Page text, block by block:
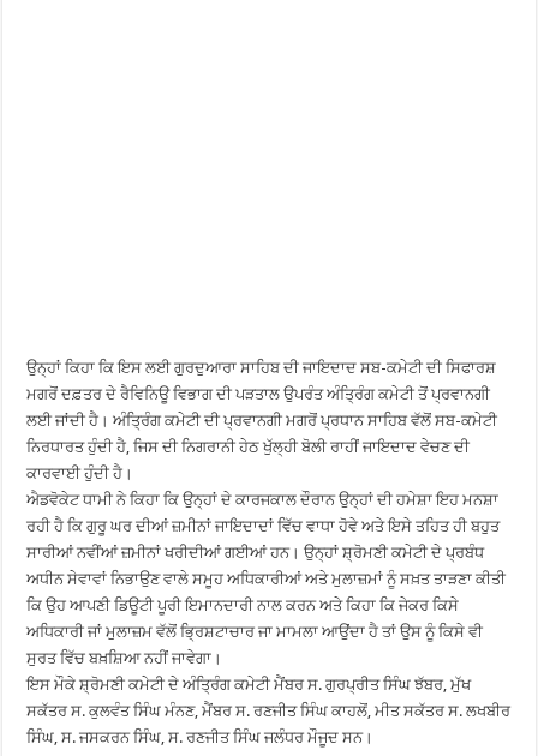
ਉਨ੍ਹਾਂ ਕਿਹਾ ਕਿ ਇਸ ਲਈ ਗੁਰਦੁਆਰਾ ਸਾਹਿਬ ਦੀ ਜਾਇਦਾਦ ਸਬ-ਕਮੇਟੀ ਦੀ ਸਿਫਾਰਸ਼
ਮਗਰੋਂ ਦਫ਼ਤਰ ਦੇ ਰੈਵਿਨਿਊ ਵਿਭਾਗ ਦੀ ਪੜਤਾਲ ਉਪਰੰਤ ਅੰਤ੍ਰਿੰਗ ਕਮੇਟੀ ਤੋਂ ਪ੍ਰਵਾਨਗੀ
ਲਈ ਜਾਂਦੀ ਹੈ। ਅੰਤ੍ਰਿੰਗ ਕਮੇਟੀ ਦੀ ਪ੍ਰਵਾਨਗੀ ਮਗਰੋਂ ਪ੍ਰਧਾਨ ਸਾਹਿਬ ਵੱਲੋਂ ਸਬ-ਕਮੇਟੀ
ਨਿਰਧਾਰਤ ਹੁੰਦੀ ਹੈ, ਜਿਸ ਦੀ ਨਿਗਰਾਨੀ ਹੇਠ ਖੁੱਲ੍ਹੀ ਬੋਲੀ ਰਾਹੀਂ ਜਾਇਦਾਦ ਵੇਚਣ ਦੀ
ਕਾਰਵਾਈ ਹੁੰਦੀ ਹੈ।
ਐਡਵੋਕੇਟ ਧਾਮੀ ਨੇ ਕਿਹਾ ਕਿ ਉਨ੍ਹਾਂ ਦੇ ਕਾਰਜਕਾਲ ਦੌਰਾਨ ਉਨ੍ਹਾਂ ਦੀ ਹਮੇਸ਼ਾ ਇਹ ਮਨਸ਼ਾ
ਰਹੀ ਹੈ ਕਿ ਗੁਰੂ ਘਰ ਦੀਆਂ ਜ਼ਮੀਨਾਂ ਜਾਇਦਾਦਾਂ ਵਿੱਚ ਵਾਧਾ ਹੋਵੇ ਅਤੇ ਇਸੇ ਤਹਿਤ ਹੀ ਬਹੁਤ
ਸਾਰੀਆਂ ਨਵੀਂਆਂ ਜ਼ਮੀਨਾਂ ਖਰੀਦੀਆਂ ਗਈਆਂ ਹਨ। ਉਨ੍ਹਾਂ ਸ਼੍ਰੋਮਣੀ ਕਮੇਟੀ ਦੇ ਪ੍ਰਬੰਧ
ਅਧੀਨ ਸੇਵਾਵਾਂ ਨਿਭਾਉਣ ਵਾਲੇ ਸਮੂਹ ਅਧਿਕਾਰੀਆਂ ਅਤੇ ਮੁਲਾਜ਼ਮਾਂ ਨੂੰ ਸਖ਼ਤ ਤਾੜਣਾ ਕੀਤੀ
ਕਿ ਉਹ ਆਪਣੀ ਡਿਊਟੀ ਪੂਰੀ ਇਮਾਨਦਾਰੀ ਨਾਲ ਕਰਨ ਅਤੇ ਕਿਹਾ ਕਿ ਜੇਕਰ ਕਿਸੇ
ਅਧਿਕਾਰੀ ਜਾਂ ਮੁਲਾਜ਼ਮ ਵੱਲੋਂ ਭ੍ਰਿਸ਼ਟਾਚਾਰ ਜਾ ਮਾਮਲਾ ਆਉਂਦਾ ਹੈ ਤਾਂ ਉਸ ਨੂੰ ਕਿਸੇ ਵੀ
ਸੁਰਤ ਵਿੱਚ ਬਖ਼ਸ਼ਿਆ ਨਹੀਂ ਜਾਵੇਗਾ।
ਇਸ ਮੌਕੇ ਸ਼੍ਰੋਮਣੀ ਕਮੇਟੀ ਦੇ ਅੰਤ੍ਰਿੰਗ ਕਮੇਟੀ ਮੈਂਬਰ ਸ. ਗੁਰਪ੍ਰੀਤ ਸਿੰਘ ਝੱਬਰ, ਮੁੱਖ
ਸਕੱਤਰ ਸ. ਕੁਲਵੰਤ ਸਿੰਘ ਮੰਨਣ, ਮੈਂਬਰ ਸ. ਰਣਜੀਤ ਸਿੰਘ ਕਾਹਲੋਂ, ਮੀਤ ਸਕੱਤਰ ਸ. ਲਖਬੀਰ
ਸਿੰਘ, ਸ. ਜਸਕਰਨ ਸਿੰਘ, ਸ. ਰਣਜੀਤ ਸਿੰਘ ਜਲੰਧਰ ਮੌਜੂਦ ਸਨ।